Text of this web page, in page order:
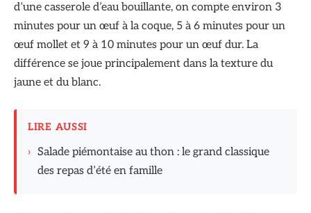
d’une casserole d’eau bouillante, on compte environ 3
minutes pour un œuf à la coque, 5 à 6 minutes pour un
œuf mollet et 9 à 10 minutes pour un œuf dur. La
différence se joue principalement dans la texture du
jaune et du blanc.
LIRE AUSSI
› Salade piémontaise au thon : le grand classique
des repas d’été en famille